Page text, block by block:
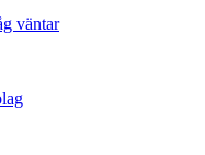
väntar